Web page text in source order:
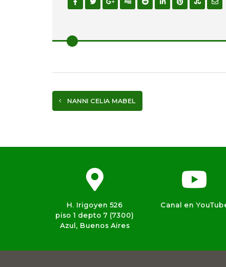
NANNI CELIA MABEL
H. Irigoyen 526
piso 1 depto 7 (7300)
Azul, Buenos Aires
Canal en